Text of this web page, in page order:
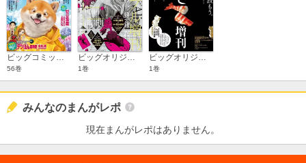
ビッグコミックオリジナル増刊
56巻
ビッグオリジナル ギャンブル増刊
1巻
ビッグオリジナル すし増刊
1巻
みんなのまんがレポ
現在まんがレポはありません。